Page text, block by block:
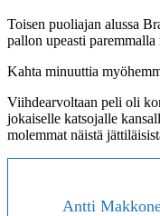
Toisen puoliajan alussa
pallon upeasti
Kahta minuuttia
Viihdearvoltaan peli oli
jokaiselle katsojalle
molemmat näistä
Antti